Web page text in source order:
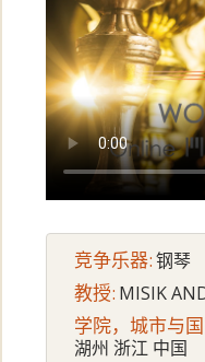
竞争乐器:钢琴
教授: MISIK
学院，城市与
湖州 浙江 中国